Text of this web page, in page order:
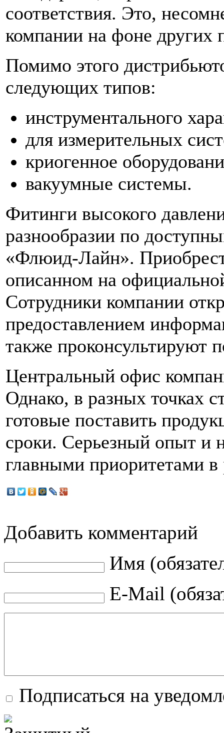
соответствия. Это,
компании на фоне других
Помимо этого
следующих типов:
инструментального
для измерительных
криогенное
вакуумные системы.
Фитинги высокого
разнообразии по
«Флюид-Лайн».
описанном на
Сотрудники компании
предоставлением
также проконсультируют
Центральный офис
Однако, в разных точках
готовые поставить
сроки. Серьезный опыт и
главными приоритетами в
Добавить комментарий
Имя
E-Mail
Подписаться на